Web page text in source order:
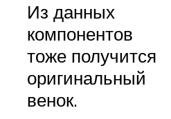
Из данных
компонентов
тоже получится
оригинальный
венок.